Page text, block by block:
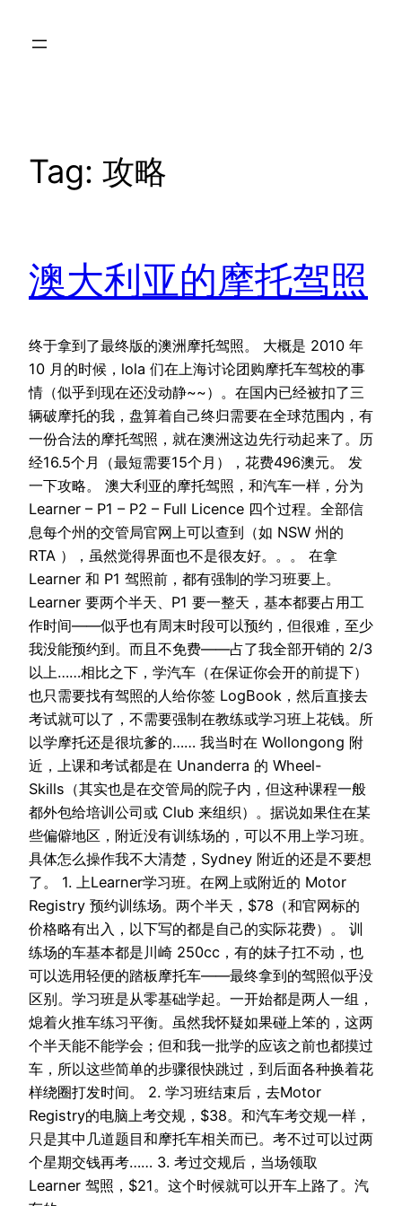
Tag: 攻略
澳大利亚的摩托驾照
终于拿到了最终版的澳洲摩托驾照。 大概是 2010 年
10 月的时候，lola 们在上海讨论团购摩托车驾校的事
情（似乎到现在还没动静~~）。在国内已经被扣了三
辆破摩托的我，盘算着自己终归需要在全球范围内，有
一份合法的摩托驾照，就在澳洲这边先行动起来了。历
经16.5个月（最短需要15个月），花费496澳元。 发
一下攻略。 澳大利亚的摩托驾照，和汽车一样，分为
Learner – P1 – P2 – Full Licence 四个过程。全部信
息每个州的交管局官网上可以查到（如 NSW 州的
RTA ），虽然觉得界面也不是很友好。。。 在拿
Learner 和 P1 驾照前，都有强制的学习班要上。
Learner 要两个半天、P1 要一整天，基本都要占用工
作时间——似乎也有周末时段可以预约，但很难，至少
我没能预约到。而且不免费——占了我全部开销的 2/3
以上……相比之下，学汽车（在保证你会开的前提下）
也只需要找有驾照的人给你签 LogBook，然后直接去
考试就可以了，不需要强制在教练或学习班上花钱。所
以学摩托还是很坑爹的…… 我当时在 Wollongong 附
近，上课和考试都是在 Unanderra 的 Wheel-
Skills（其实也是在交管局的院子内，但这种课程一般
都外包给培训公司或 Club 来组织）。据说如果住在某
些偏僻地区，附近没有训练场的，可以不用上学习班。
具体怎么操作我不大清楚，Sydney 附近的还是不要想
了。 1. 上Learner学习班。在网上或附近的 Motor
Registry 预约训练场。两个半天，$78（和官网标的
价格略有出入，以下写的都是自己的实际花费）。 训
练场的车基本都是川崎 250cc，有的妹子扛不动，也
可以选用轻便的踏板摩托车——最终拿到的驾照似乎没
区别。学习班是从零基础学起。一开始都是两人一组，
熄着火推车练习平衡。虽然我怀疑如果碰上笨的，这两
个半天能不能学会；但和我一批学的应该之前也都摸过
车，所以这些简单的步骤很快跳过，到后面各种换着花
样绕圈打发时间。 2. 学习班结束后，去Motor
Registry的电脑上考交规，$38。和汽车考交规一样，
只是其中几道题目和摩托车相关而已。考不过可以过两
个星期交钱再考…… 3. 考过交规后，当场领取
Learner 驾照，$21。这个时候就可以开车上路了。汽